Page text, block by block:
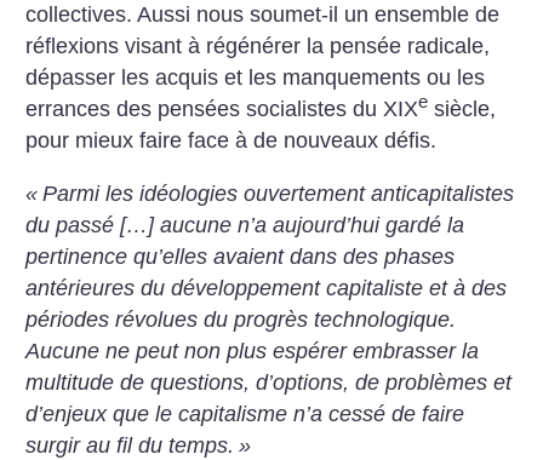
collectives. Aussi nous soumet-il un ensemble de
réflexions visant à régénérer la pensée radicale,
dépasser les acquis et les manquements ou les
errances des pensées socialistes du XIXe siècle,
pour mieux faire face à de nouveaux défis.
« Parmi les idéologies ouvertement anticapitalistes
du passé […] aucune n’a aujourd’hui gardé la
pertinence qu’elles avaient dans des phases
antérieures du développement capitaliste et à des
périodes révolues du progrès technologique.
Aucune ne peut non plus espérer embrasser la
multitude de questions, d’options, de problèmes et
d’enjeux que le capitalisme n’a cessé de faire
surgir au fil du temps. »